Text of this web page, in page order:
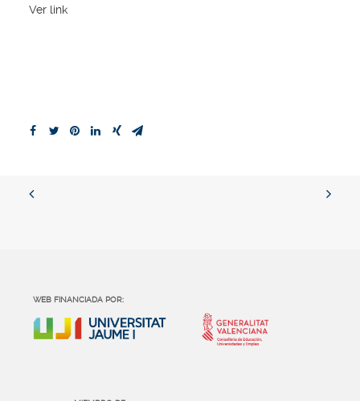
Ver link
WEB FINANCIADA POR: